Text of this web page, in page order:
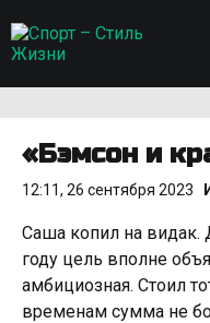
«Бэмсон и
12:11, 26 сентября 2023
Саша копил на видак.
году цель вполне
амбициозная. Стоил
временам сумма не